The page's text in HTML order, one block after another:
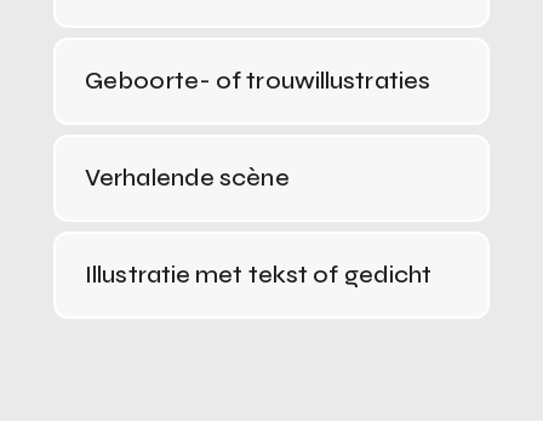
Geboorte- of trouwillustraties
Verhalende scène
Illustratie met tekst of gedicht